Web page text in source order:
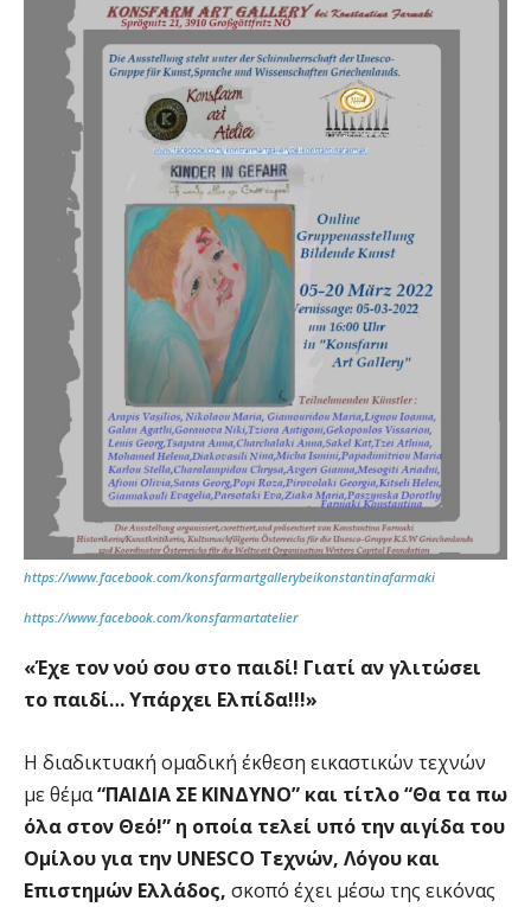
https://www.facebook.com/konsfarmartgallerybeikonstantinafarmaki
https://www.facebook.com/konsfarmartatelier
«Έχε τον νού σου στο παιδί! Γιατί αν γλιτώσει
το παιδί…Υπάρχει Ελπίδα!!!»
Η διαδικτυακή ομαδική έκθεση εικαστικών τεχνών
με θέμα“ΠΑΙΔΙΑ ΣΕ ΚΙΝΔΥΝΟ” και τίτλο “Θα τα πω
όλα στον Θεό!” η οποία τελεί υπό την αιγίδα του
Ομίλου για την UNESCO Τεχνών, Λόγου και
Επιστημών Ελλάδος, σκοπό έχει μέσω της εικόνας